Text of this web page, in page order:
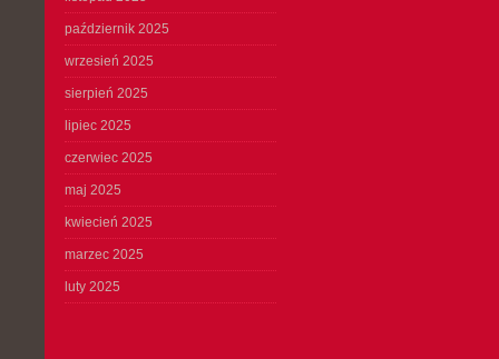
październik 2025
wrzesień 2025
sierpień 2025
lipiec 2025
czerwiec 2025
maj 2025
kwiecień 2025
marzec 2025
luty 2025